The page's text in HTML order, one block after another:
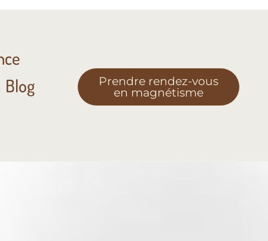
Blog
Prendre rendez-vous
en magnétisme